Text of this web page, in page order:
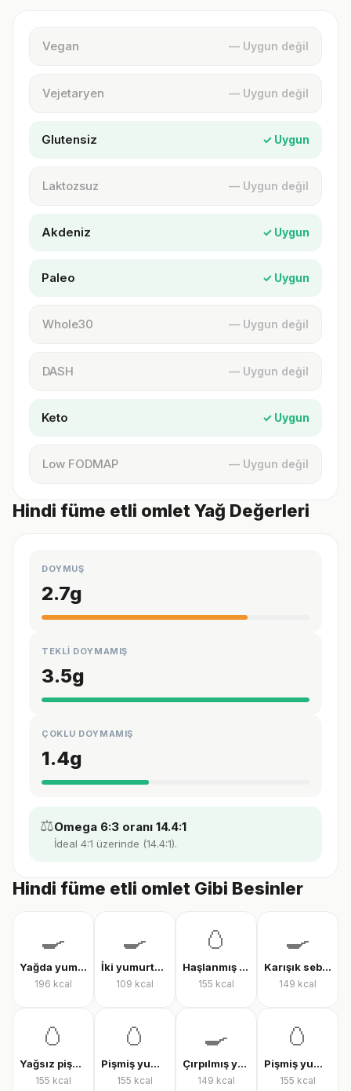
Vegan — Uygun değil
Vejetaryen — Uygun değil
Glutensiz ✓ Uygun
Laktozsuz — Uygun değil
Akdeniz ✓ Uygun
Paleo ✓ Uygun
Whole30 — Uygun değil
DASH — Uygun değil
Keto ✓ Uygun
Low FODMAP — Uygun değil
Hindi füme etli omlet Yağ Değerleri
DOYMUŞ
2.7g
TEKLİ DOYMAMIŞ
3.5g
ÇOKLU DOYMAMIŞ
1.4g
⚖️Omega 6:3 oranı 14.4:1
İdeal 4:1 üzerinde (14.4:1).
Hindi füme etli omlet Gibi Besinler
🍳
Yağda yumurta
196 kcal
🍳
İki yumurtalı menemen
109 kcal
🥚
Haşlanmış tam yumurta
155 kcal
🍳
Karışık sebzeli omlet
149 kcal
🥚
Yağsız pişmiş yumurta
155 kcal
🥚
Pişmiş yumurta
155 kcal
🍳
Çırpılmış yumurta
149 kcal
🥚
Pişmiş yumurta
155 kcal